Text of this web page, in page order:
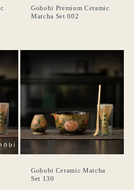
Gohobi Premium Ceramic
Matcha Set 002
Gohobi Ceramic Matcha
Set 130
connecter